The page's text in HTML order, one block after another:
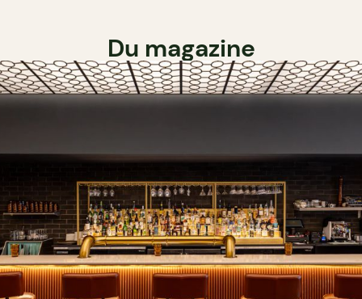
Du magazine